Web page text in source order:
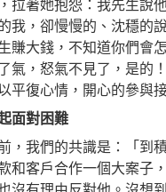
拉著她抱怨：我先生
我，卻慢慢的、沈穩的
賺大錢，不知道你們會
氣，怒氣不見了，是的
平復心情，開心的參與
面對困難
，我們的共識是：「到
和客戶合作一個大案子